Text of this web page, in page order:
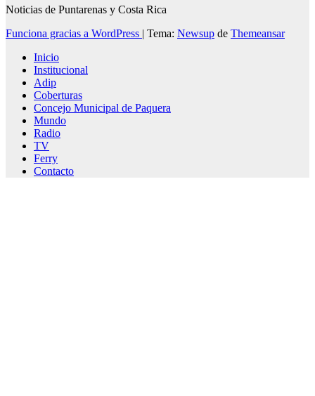
Noticias de Puntarenas y Costa Rica
Funciona gracias a WordPress
Tema: Newsup de Themeansar
Inicio
Institucional
Adip
Coberturas
Concejo Municipal de Paquera
Mundo
Radio
TV
Ferry
Contacto